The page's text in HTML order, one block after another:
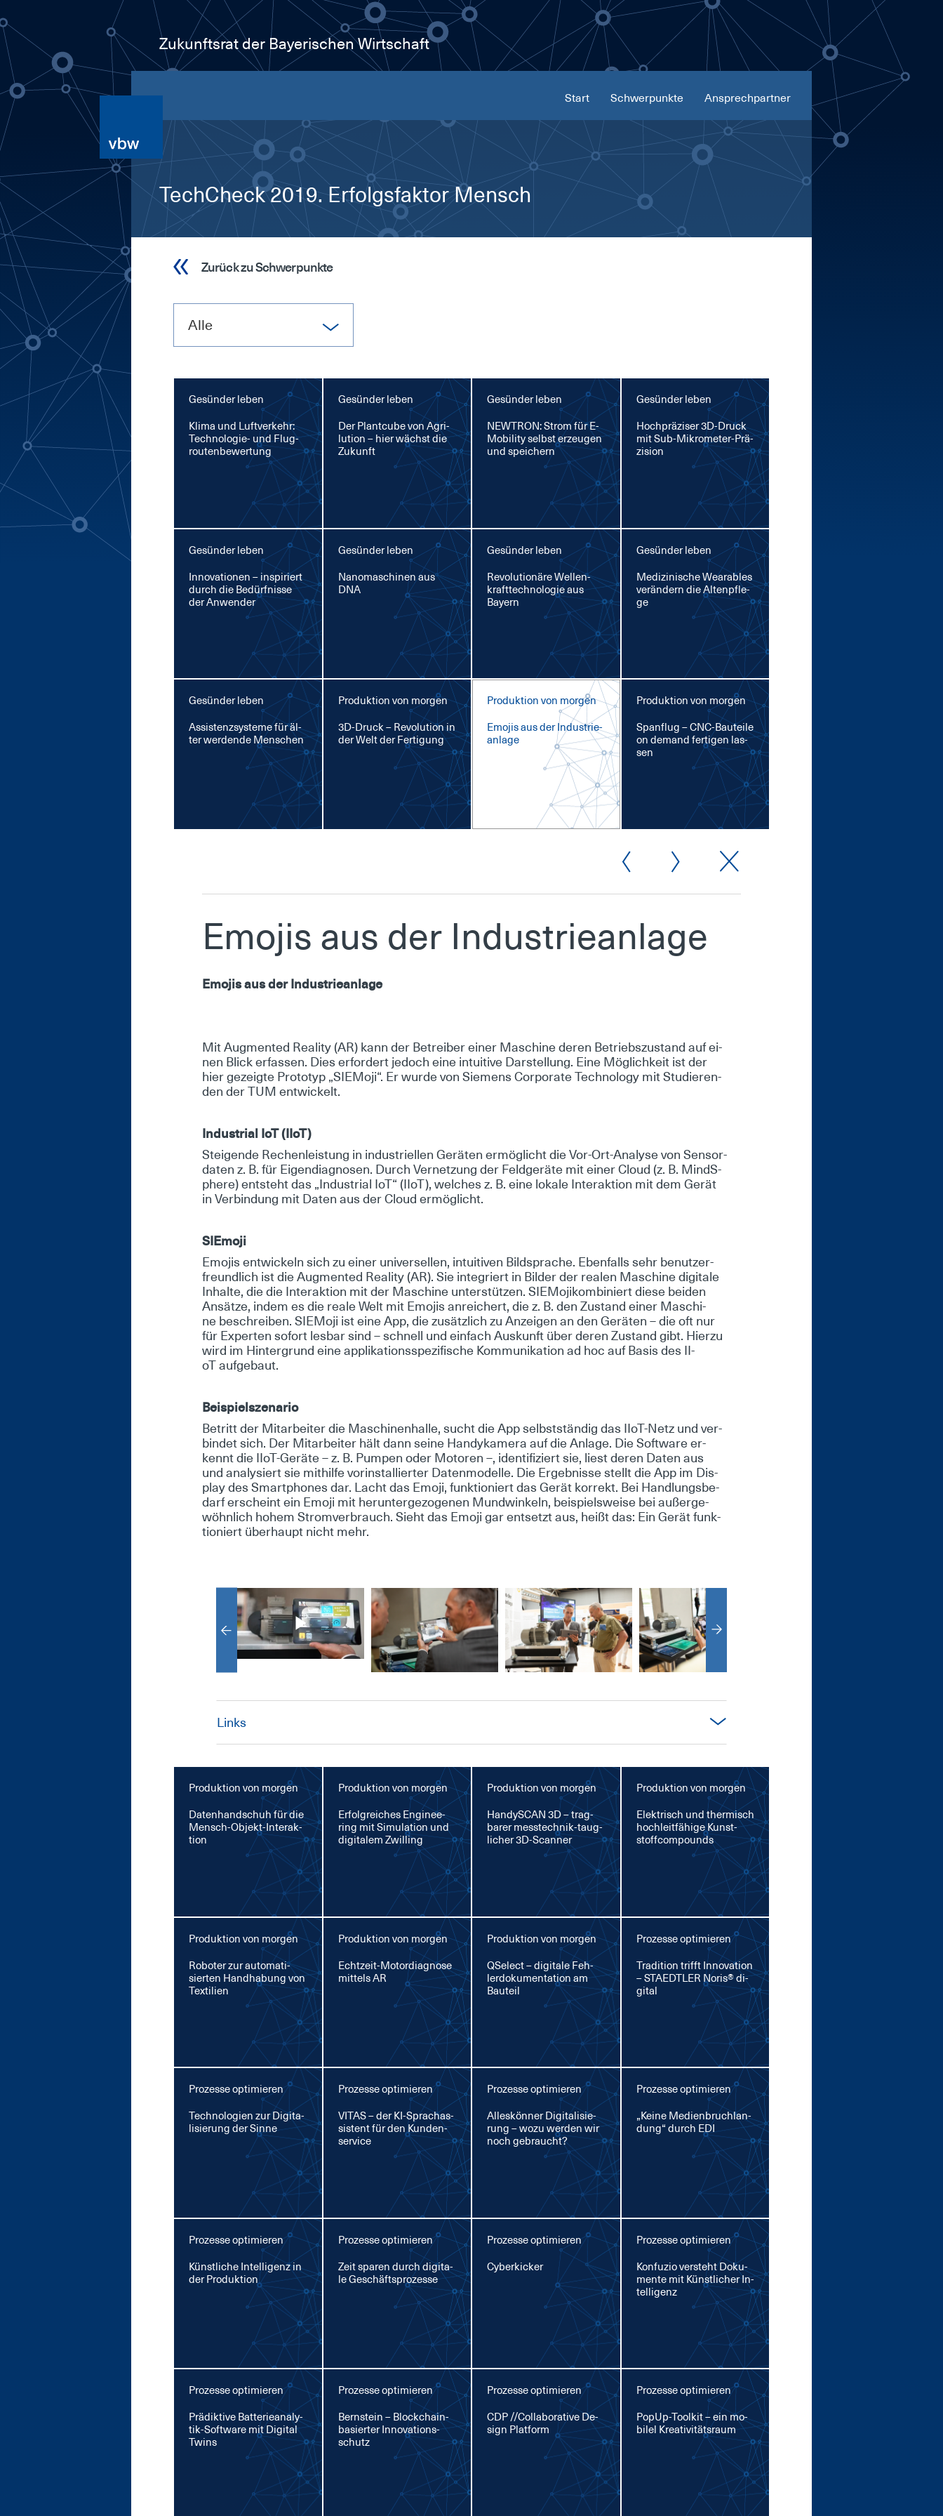
Zukunftsrat der Bayerischen Wirtschaft
Ansprechpartner
Schwerpunkte
Start
TechCheck 2019. Erfolgsfaktor Mensch
Zurück zu Schwerpunkte
Alle
Gesünder leben
Kli­ma und Luft­ver­kehr:
Tech­no­lo­gie- und Flug­
rou­ten­be­wer­tung
Gesünder leben
Der Plant­cu­be von Agri­
lu­ti­on – hier wächst die
Zu­kunft
Gesünder leben
NEW­TRON: Strom für E-
Mo­bi­li­ty selbst er­zeu­gen
und spei­chern
Gesünder leben
Hoch­prä­zi­ser 3D-Druck
mit Sub-Mi­kro­me­ter-Prä­
zi­si­on
Gesünder leben
In­no­va­tio­nen – in­spi­riert
durch die Be­dürf­nis­se
der An­wen­der
Gesünder leben
Na­no­ma­schi­nen aus
DNA
Gesünder leben
Re­vo­lu­tio­nä­re Wel­len­
kraft­tech­no­lo­gie aus
Bay­ern
Gesünder leben
Me­di­zi­ni­sche Weara­bles
ver­än­dern die Al­ten­pfle­
ge
Gesünder leben
As­sis­tenz­sys­te­me für äl­
ter wer­den­de Men­schen
Produktion von morgen
3D-Druck – Re­vo­lu­ti­on in
der Welt der Fer­ti­gung
Produktion von morgen
Emo­jis aus der In­dus­trie­
an­la­ge
Produktion von morgen
Span­flug – CNC-Bau­tei­le
on de­mand fer­ti­gen las­
sen
Emo­jis aus der In­dus­trie­an­la­ge
Emo­jis aus der In­dus­trie­an­la­ge
Mit Aug­men­ted Rea­li­ty (AR) kann der Be­trei­ber ei­ner Ma­schi­ne de­ren Be­triebs­zu­stand auf ei­
nen Blick er­fas­sen. Dies er­for­dert je­doch ei­ne in­tui­ti­ve Dar­stel­lung. Ei­ne Mög­lich­keit ist der
hier ge­zeig­te Pro­to­typ „SIE­Mo­ji“. Er wur­de von Sie­mens Cor­po­ra­te Tech­no­lo­gy mit Stu­die­ren­
den der TUM ent­wi­ckelt.
In­dus­tri­al IoT (II­oT)
Stei­gen­de Re­chen­leis­tung in in­dus­tri­el­len Ge­rä­ten er­mög­licht die Vor-Ort-Ana­ly­se von Sen­sor­
da­ten z. B. für Ei­gen­dia­gno­sen. Durch Ver­net­zung der Feld­ge­rä­te mit ei­ner Cloud (z. B. Mind­S­
phe­re) ent­steht das „In­dus­tri­al IoT“ (II­oT), wel­ches z. B. ei­ne lo­ka­le In­ter­ak­ti­on mit dem Ge­rät
in Ver­bin­dung mit Da­ten aus der Cloud er­mög­licht.
SIE­mo­ji
Emo­jis ent­wi­ckeln sich zu ei­ner uni­ver­sel­len, in­tui­ti­ven Bild­spra­che. Eben­falls sehr be­nut­zer­
freund­lich ist die Aug­men­ted Rea­li­ty (AR). Sie in­te­griert in Bil­der der rea­len Ma­schi­ne di­gi­ta­le
In­hal­te, die die In­ter­ak­ti­on mit der Ma­schi­ne un­ter­stüt­zen. SIE­Mo­ji­kom­bi­niert die­se bei­den
An­sät­ze, in­dem es die rea­le Welt mit Emo­jis an­rei­chert, die z. B. den Zu­stand ei­ner Ma­schi­
ne be­schrei­ben. SIE­Mo­ji ist ei­ne App, die zu­sätz­lich zu An­zei­gen an den Ge­rä­ten – die oft nur
für Ex­per­ten so­fort les­bar sind – schnell und ein­fach Aus­kunft über de­ren Zu­stand gibt. Hier­zu
wird im Hin­ter­grund ei­ne ap­pli­ka­ti­ons­spe­zi­fi­sche Kom­mu­ni­ka­ti­on ad hoc auf Ba­sis des II­
oT auf­ge­baut.
Bei­spiel­sze­na­rio
Be­tritt der Mit­ar­bei­ter die Ma­schi­nen­hal­le, sucht die App selbst­stän­dig das II­oT-Netz und ver­
bin­det sich. Der Mit­ar­bei­ter hält dann sei­ne Han­dy­ka­me­ra auf die An­la­ge. Die Soft­ware er­
kennt die II­oT-Ge­rä­te – z. B. Pum­pen oder Mo­to­ren –, iden­ti­fi­ziert sie, liest de­ren Da­ten aus
und ana­ly­siert sie mit­hil­fe vor­in­stal­lier­ter Da­ten­mo­del­le. Die Er­geb­nis­se stellt die App im Dis­
play des Smart­pho­nes dar. Lacht das Emo­ji, funk­tio­niert das Ge­rät kor­rekt. Bei Hand­lungs­be­
darf er­scheint ein Emo­ji mit her­un­ter­ge­zo­ge­nen Mund­win­keln, bei­spiels­wei­se bei au­ßer­ge­
wöhn­lich ho­hem Strom­ver­brauch. Sieht das Emo­ji gar ent­setzt aus, heißt das: Ein Ge­rät funk­
tio­niert über­haupt nicht mehr.
Links
Produktion von morgen
Da­ten­hand­schuh für die
Mensch-Ob­jekt-In­ter­ak­
ti­on
Produktion von morgen
Er­folg­rei­ches En­gi­nee­
ring mit Si­mu­la­ti­on und
di­gi­ta­lem Zwil­ling
Produktion von morgen
Han­dy­SCAN 3D – trag­
ba­rer mess­tech­nik-taug­
li­cher 3D-Scan­ner
Produktion von morgen
Elek­trisch und ther­misch
hoch­leit­fä­hi­ge Kunst­
stoff­com­pounds
Produktion von morgen
Ro­bo­ter zur au­to­ma­ti­
sier­ten Hand­ha­bung von
Tex­ti­li­en
Produktion von morgen
Echt­zeit-Mo­tor­dia­gno­se
mit­tels AR
Produktion von morgen
QSelect – di­gi­ta­le Feh­
ler­do­ku­men­ta­ti­on am
Bau­teil
Prozesse optimieren
Tra­di­ti­on trifft In­no­va­ti­on
– STA­EDT­LER No­ris® di­
gi­tal
Prozesse optimieren
Tech­no­lo­gi­en zur Di­gi­ta­
li­sie­rung der Sin­ne
Prozesse optimieren
VI­TAS – der KI-Sprachas­
sis­tent für den Kun­den­
ser­vice
Prozesse optimieren
Al­les­kön­ner Di­gi­ta­li­sie­
rung – wo­zu wer­den wir
noch ge­braucht?
Prozesse optimieren
„Kei­ne Me­di­en­bruch­lan­
dung“ durch EDI
Prozesse optimieren
Künst­li­che In­tel­li­genz in
der Pro­duk­ti­on
Prozesse optimieren
Zeit spa­ren durch di­gi­ta­
le Ge­schäfts­pro­zes­se
Prozesse optimieren
Cy­ber­ki­cker
Prozesse optimieren
Kon­fu­zio ver­steht Do­ku­
men­te mit Künst­li­cher In­
tel­li­genz
Prozesse optimieren
Prä­dik­ti­ve Bat­te­rie­ana­ly­
tik-Soft­ware mit Di­gi­tal
Twins
Prozesse optimieren
Bern­stein – Block­chain-
ba­sier­ter In­no­va­ti­ons­
schutz
Prozesse optimieren
CDP //Col­la­bo­ra­ti­ve De­
sign Plat­form
Prozesse optimieren
Po­pUp-Tool­kit – ein mo­
bi­l­el Krea­ti­vi­täts­raum